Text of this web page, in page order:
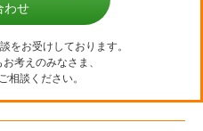
わせ
をお受けしております。
考えのみなさま、
相談ください。